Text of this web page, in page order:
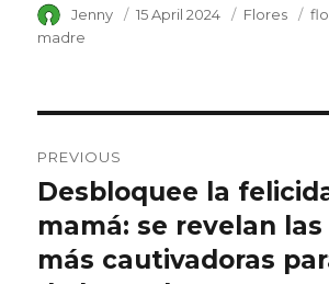
Author
Jenny
Posted
15 April 2024 Category
Flores
madre
navigation
PREVIOUS
Previous
post:
Desbloquee la
mamá: se revelan
más cautivadoras